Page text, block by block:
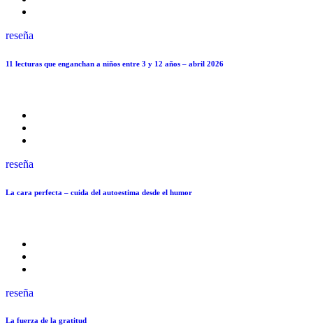
reseña
11 lecturas que enganchan a niños entre 3 y 12 años – abril 2026
reseña
La cara perfecta – cuida del autoestima desde el humor
reseña
La fuerza de la gratitud